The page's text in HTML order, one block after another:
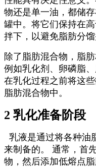
物还是单一油，都储
罐中。将它们保持在
拌下，以避免脂肪分馏
除了脂肪混合物，脂
例如乳化剂、卵磷脂
在乳化过程之前将这
脂肪混合物中。
2 乳化准备阶段
乳液是通过将各种油
来制备的。 通常，首
物，然后添加低熔点